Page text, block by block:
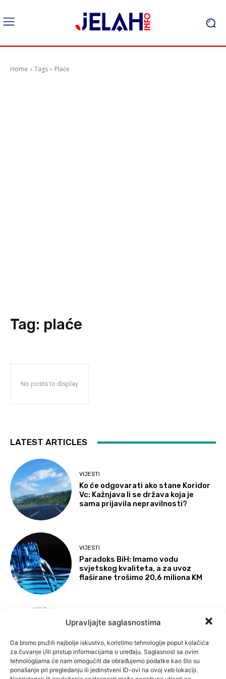
Upravljajte saglasnostima
Da bismo pružili najbolje iskustvo, koristimo tehnologije poput kolačića
za čuvanje i/ili pristup informacijama o uređaju. Saglasnost sa ovim
tehnologijama će nam omogućiti da obrađujemo podatke kao što su
ponašanje pri pregledanju ili jedinstveni ID-ovi na ovoj veb lokaciji.
Home Tags Plaće
Tag: plaće
No posts to display
LATEST ARTICLES
VIJESTI
Ko će odgovarati ako stane Koridor
Vc: Kažnjava li se država koja je
sama prijavila nepravilnosti?
VIJESTI
Paradoks BiH: Imamo vodu
svjetskog kvaliteta, a za uvoz
flaširane trošimo 20,6 miliona KM
Transparency International
upozorio: Podijeljeno 45 miliona KM
budžetskog novca pred izbore, CIK
ne kažnjava